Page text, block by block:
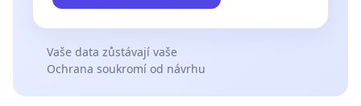
Vaše data zůstávají vaše
Ochrana soukromí od návrhu